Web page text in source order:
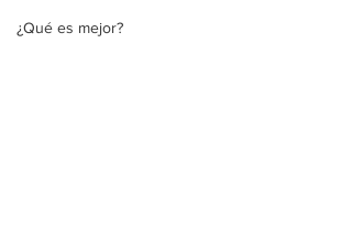
¿Qué es mejor?